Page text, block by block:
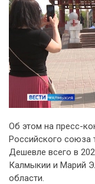
Об этом на пресс-
Российского союза
Дешевле всего в
Калмыкии и Марий
области.